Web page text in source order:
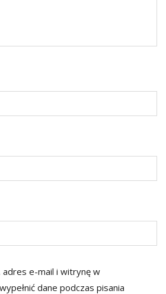
adres e-mail i witrynę w
dane podczas pisania